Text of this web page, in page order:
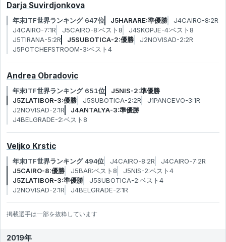
Darja Suvirdjonkova
年末ITF世界ランキング 647位 J5HARARE:準優勝
J4CAIRO-8:2R
J4CAIRO-7:1R
J5CAIRO-8:ベスト8
J4SKOPJE-4:ベスト8
J5TIRANA-5:2R
J5SUBOTICA-2:優勝
J2NOVISAD-2:2R
J5POTCHEFSTROOM-3:ベスト4
Andrea Obradovic
年末ITF世界ランキング 651位
J5NIS-2:準優勝
J5ZLATIBOR-3:優勝
J5SUBOTICA-2:2R
J1PANCEVO-3:1R
J2NOVISAD-2:1R
J4ANTALYA-3:準優勝
J4BELGRADE-2:ベスト8
Veljko Krstic
年末ITF世界ランキング 494位 J4CAIRO-8:2R
J4CAIRO-7:2R
J5CAIRO-8:優勝
J5BAR:ベスト8
J5NIS-2:ベスト4
J5ZLATIBOR-3:準優勝
J5SUBOTICA-2:ベスト4
J2NOVISAD-2:1R
J4BELGRADE-2:1R
掲載選手は一部を抜粋しています
2019年